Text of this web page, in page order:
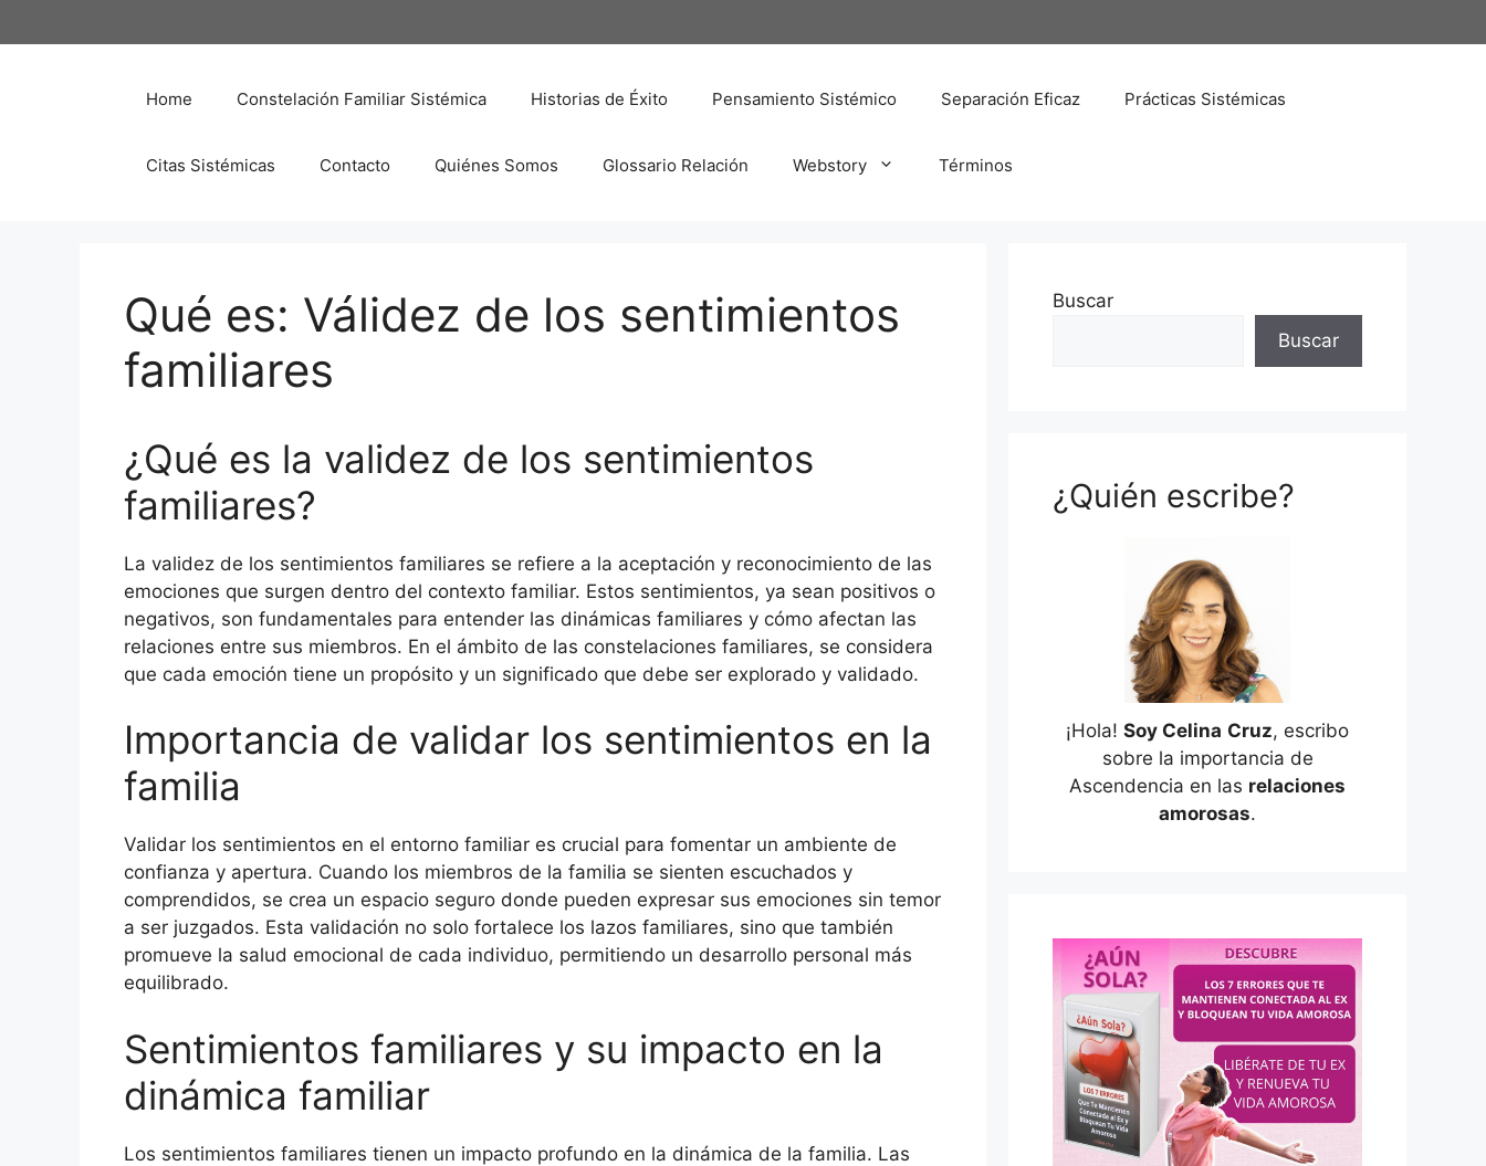
al
Home Constelación Familiar Sistémica Historias de Éxito Pensamiento Sistémico Separación Eficaz Prácticas Sistémicas
Citas Sistémicas Contacto Quiénes Somos Glossario Relación Webstory Términos
Qué es: Válidez de los sentimientos
familiares
¿Qué es la validez de los sentimientos
familiares?
La validez de los sentimientos familiares se refiere a la aceptación y reconocimiento de las
emociones que surgen dentro del contexto familiar. Estos sentimientos, ya sean positivos o
negativos, son fundamentales para entender las dinámicas familiares y cómo afectan las
relaciones entre sus miembros. En el ámbito de las constelaciones familiares, se considera
que cada emoción tiene un propósito y un significado que debe ser explorado y validado.
Importancia de validar los sentimientos en la
familia
Validar los sentimientos en el entorno familiar es crucial para fomentar un ambiente de
confianza y apertura. Cuando los miembros de la familia se sienten escuchados y
comprendidos, se crea un espacio seguro donde pueden expresar sus emociones sin temor
a ser juzgados. Esta validación no solo fortalece los lazos familiares, sino que también
promueve la salud emocional de cada individuo, permitiendo un desarrollo personal más
equilibrado.
Sentimientos familiares y su impacto en la
dinámica familiar
Los sentimientos familiares tienen un impacto profundo en la dinámica de la familia. Las
Buscar
Buscar
¿Quién escribe?
¡Hola! Soy Celina Cruz, escribo
sobre la importancia de
Ascendencia en las relaciones
amorosas.